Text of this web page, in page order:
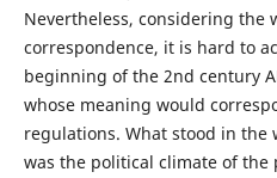
Nevertheless, considering the
correspondence, it is hard to
beginning of the 2nd century
whose meaning would
regulations. What stood in the
was the political climate of